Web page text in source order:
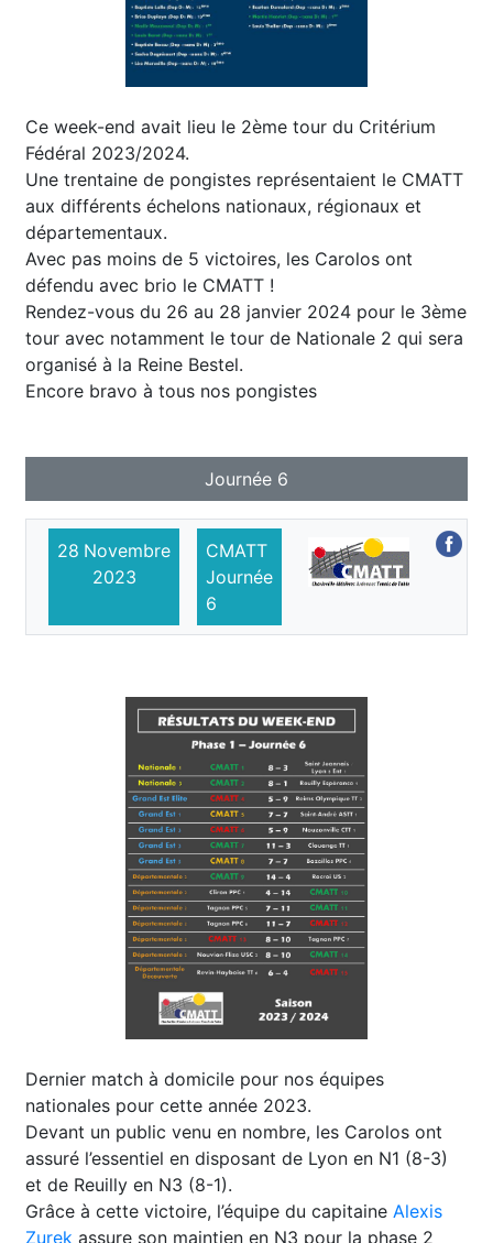
Ce week-end avait lieu le 2ème tour du Critérium
Fédéral 2023/2024.
Une trentaine de pongistes représentaient le CMATT
aux différents échelons nationaux, régionaux et
départementaux.
Avec pas moins de 5 victoires, les Carolos ont
défendu avec brio le CMATT !
Rendez-vous du 26 au 28 janvier 2024 pour le 3ème
tour avec notamment le tour de Nationale 2 qui sera
organisé à la Reine Bestel.
Encore bravo à tous nos pongistes
Journée 6
28 Novembre
2023
CMATT
Journée
6
Dernier match à domicile pour nos équipes
nationales pour cette année 2023.
Devant un public venu en nombre, les Carolos ont
assuré l’essentiel en disposant de Lyon en N1 (8-3)
et de Reuilly en N3 (8-1).
Grâce à cette victoire, l’équipe du capitaine Alexis
Zurek assure son maintien en N3 pour la phase 2